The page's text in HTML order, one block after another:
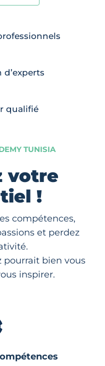
qualifié
TUNISIA
votre
!
compétences,
et perdez
pourrait bien vous
inspirer.